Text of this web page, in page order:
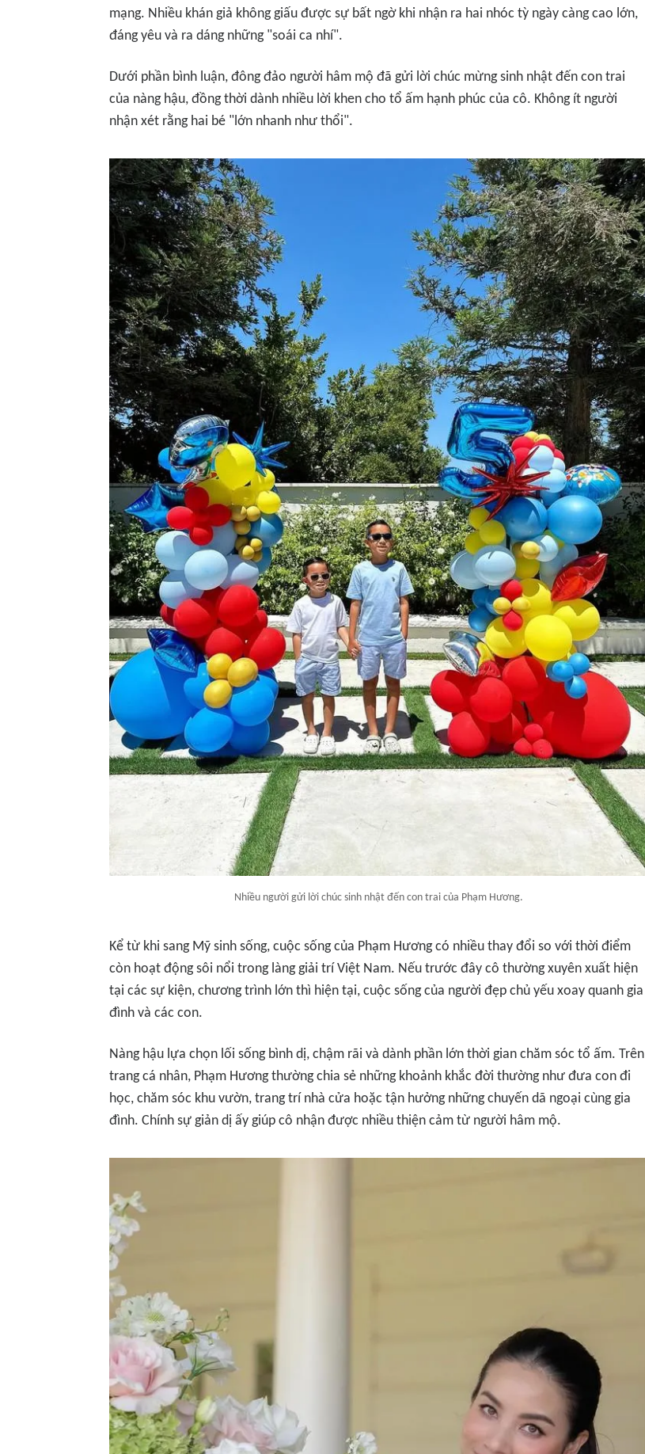
mạng. Nhiều khán giả không giấu được sự bất ngờ khi nhận ra hai nhóc tỳ ngày càng cao lớn,
đáng yêu và ra dáng những "soái ca nhí".
Dưới phần bình luận, đông đảo người hâm mộ đã gửi lời chúc mừng sinh nhật đến con trai
của nàng hậu, đồng thời dành nhiều lời khen cho tổ ấm hạnh phúc của cô. Không ít người
nhận xét rằng hai bé "lớn nhanh như thổi".
Nhiều người gửi lời chúc sinh nhật đến con trai của Phạm Hương.
Kể từ khi sang Mỹ sinh sống, cuộc sống của Phạm Hương có nhiều thay đổi so với thời điểm
còn hoạt động sôi nổi trong làng giải trí Việt Nam. Nếu trước đây cô thường xuyên xuất hiện
tại các sự kiện, chương trình lớn thì hiện tại, cuộc sống của người đẹp chủ yếu xoay quanh gia
đình và các con.
Nàng hậu lựa chọn lối sống bình dị, chậm rãi và dành phần lớn thời gian chăm sóc tổ ấm. Trên
trang cá nhân, Phạm Hương thường chia sẻ những khoảnh khắc đời thường như đưa con đi
học, chăm sóc khu vườn, trang trí nhà cửa hoặc tận hưởng những chuyến dã ngoại cùng gia
đình. Chính sự giản dị ấy giúp cô nhận được nhiều thiện cảm từ người hâm mộ.